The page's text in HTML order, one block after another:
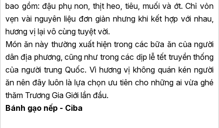
bao gồm: đậu phụ non, thịt heo, tiêu, muối và ớt. Chỉ vỏn
vẹn vài nguyên liệu đơn giản nhưng khi kết hợp với nhau,
hương vị lại vô cùng tuyệt vời.
Món ăn này thường xuất hiện trong các bữa ăn của người
dân địa phương, cũng như trong các dịp lễ tết truyền thống
của người trung Quốc. Vì hương vị không quán kén người
ăn nên đây luôn là lựa chọn ưu tiên cho những ai vừa ghé
thăm Trương Gia Giới lần đầu.
Bánh gạo nếp - Ciba